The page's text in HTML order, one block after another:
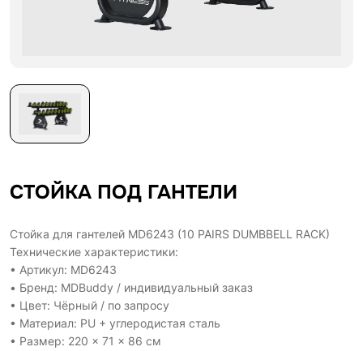
СТОЙКА ПОД ГАНТЕЛИ
Стойка для гантелей MD6243 (10 PAIRS DUMBBELL RACK)
Технические характеристики:
• Артикул: MD6243
• Бренд: MDBuddy / индивидуальный заказ
• Цвет: Чёрный / по запросу
• Материал: PU + углеродистая сталь
• Размер: 220 × 71 × 86 см